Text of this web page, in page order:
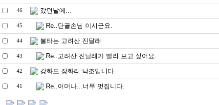
46 갔던날에...
45 Re..단골손님 이시군요.
44 불타는 고려산 진달래
43 Re..고려산 진달래가 빨리 보고 싶어요.
42 강화도 장화리 낙조입니다
41 Re..어머나...너무 멋집니다.